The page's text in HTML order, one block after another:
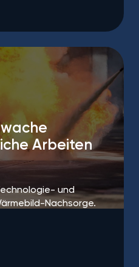
Arbeiten
und
Nachsorge.